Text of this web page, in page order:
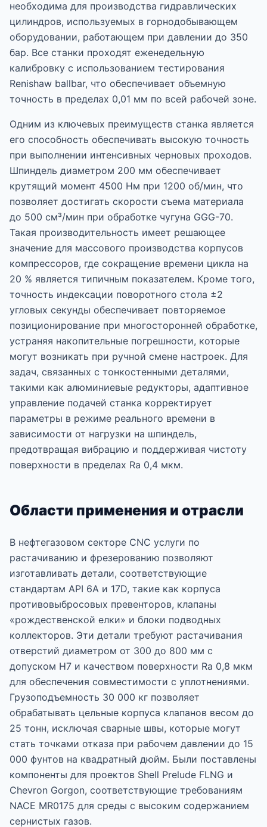
необходима для производства гидравлических
цилиндров, используемых в горнодобывающем
оборудовании, работающем при давлении до 350
бар. Все станки проходят еженедельную
калибровку с использованием тестирования
Renishaw ballbar, что обеспечивает объемную
точность в пределах 0,01 мм по всей рабочей зоне.
Одним из ключевых преимуществ станка является
его способность обеспечивать высокую точность
при выполнении интенсивных черновых проходов.
Шпиндель диаметром 200 мм обеспечивает
крутящий момент 4500 Нм при 1200 об/мин, что
позволяет достигать скорости съема материала
до 500 см³/мин при обработке чугуна GGG-70.
Такая производительность имеет решающее
значение для массового производства корпусов
компрессоров, где сокращение времени цикла на
20 % является типичным показателем. Кроме того,
точность индексации поворотного стола ±2
угловых секунды обеспечивает повторяемое
позиционирование при многосторонней обработке,
устраняя накопительные погрешности, которые
могут возникать при ручной смене настроек. Для
задач, связанных с тонкостенными деталями,
такими как алюминиевые редукторы, адаптивное
управление подачей станка корректирует
параметры в режиме реального времени в
зависимости от нагрузки на шпиндель,
предотвращая вибрацию и поддерживая чистоту
поверхности в пределах Ra 0,4 мкм.
Области применения и отрасли
В нефтегазовом секторе CNC услуги по
растачиванию и фрезерованию позволяют
изготавливать детали, соответствующие
стандартам API 6A и 17D, такие как корпуса
противовыбросовых превенторов, клапаны
«рождественской елки» и блоки подводных
коллекторов. Эти детали требуют растачивания
отверстий диаметром от 300 до 800 мм с
допуском H7 и качеством поверхности Ra 0,8 мкм
для обеспечения совместимости с уплотнениями.
Грузоподъемность 30 000 кг позволяет
обрабатывать цельные корпуса клапанов весом до
25 тонн, исключая сварные швы, которые могут
стать точками отказа при рабочем давлении до 15
000 фунтов на квадратный дюйм. Были поставлены
компоненты для проектов Shell Prelude FLNG и
Chevron Gorgon, соответствующие требованиям
NACE MR0175 для среды с высоким содержанием
сернистых газов.